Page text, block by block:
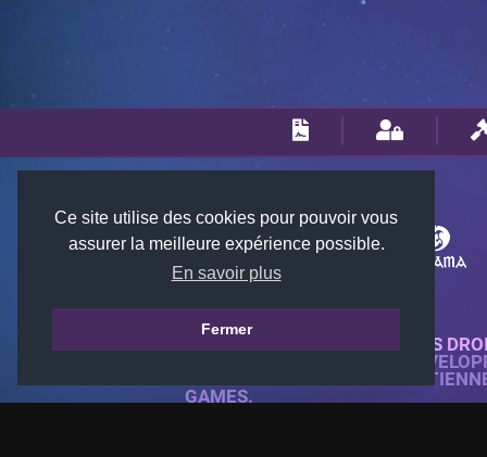
Ce site utilise des cookies pour pouvoir vous
assurer la meilleure expérience possible.
En savoir plus
Fermer
© 2018-2026 KTARENA. TOUS
SITE WEB ENTIÈREMENT
TOUTES LES IMAGES
GAMES.